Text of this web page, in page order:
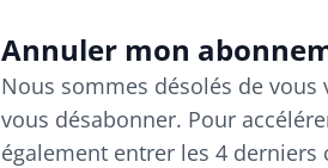
Annuler mon
Nous sommes désolés de
vous désabonner. Pour
également entrer les 4